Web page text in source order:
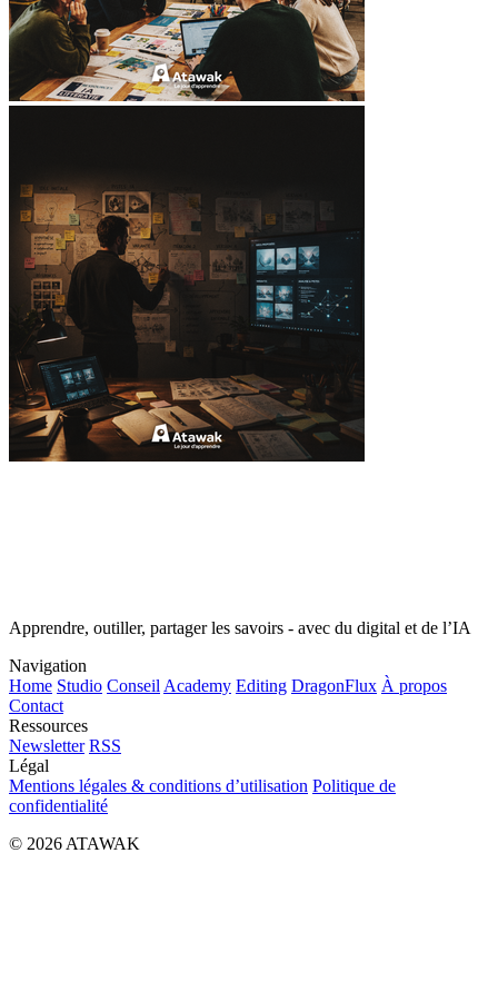
Apprendre, outiller, partager les savoirs - avec du digital et de l’IA
Navigation
Home Studio Conseil Academy Editing DragonFlux À propos
Contact
Ressources
Newsletter RSS
Légal
Mentions légales & conditions d’utilisation Politique de
confidentialité
© 2026 ATAWAK